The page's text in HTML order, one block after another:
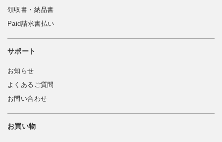
領収書・納品書
Paid請求書払い
サポート
お知らせ
よくあるご質問
お問い合わせ
お買い物